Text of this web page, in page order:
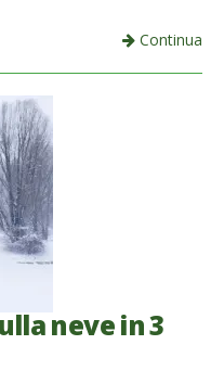
Continua
neve in 3